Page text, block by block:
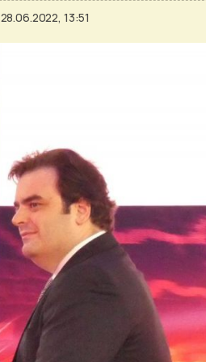
28.06.2022, 13:51